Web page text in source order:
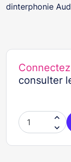
dinterphonie
consulter

